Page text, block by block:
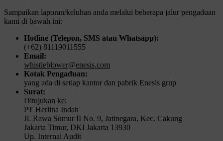
Sampaikan laporan/keluhan anda melalui beberapa jalur pengaduan
kami di bawah ini:
Hotline (Telepon, SMS atau Whatsapp):
(+62) 81119011555
Email:
whistleblower@enesis.com
Kotak Pengaduan:
yang ada di setiap kantor dan pabrik Enesis grup
Surat:
Ditujukan ke:
PT Herlina Indah
Jl. Rawa Sumur II No. 9, Jatinegara, Kec. Cakung
Jakarta Timur, DKI Jakarta 13930
Up. Internal Audit